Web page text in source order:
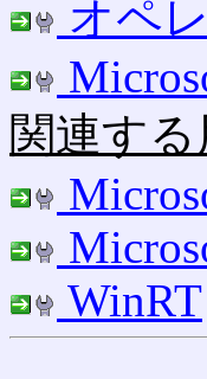
オペ
関連す
WinRT